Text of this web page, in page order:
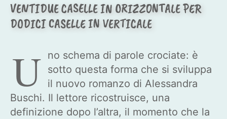
VENTIDUE CASELLE IN ORIZZONTALE PER
DODICI CASELLE IN VERTICALE
U no schema di parole crociate: è
sotto questa forma che si sviluppa
il nuovo romanzo di Alessandra
Buschi. Il lettore ricostruisce, una
definizione dopo l’altra, il momento che la